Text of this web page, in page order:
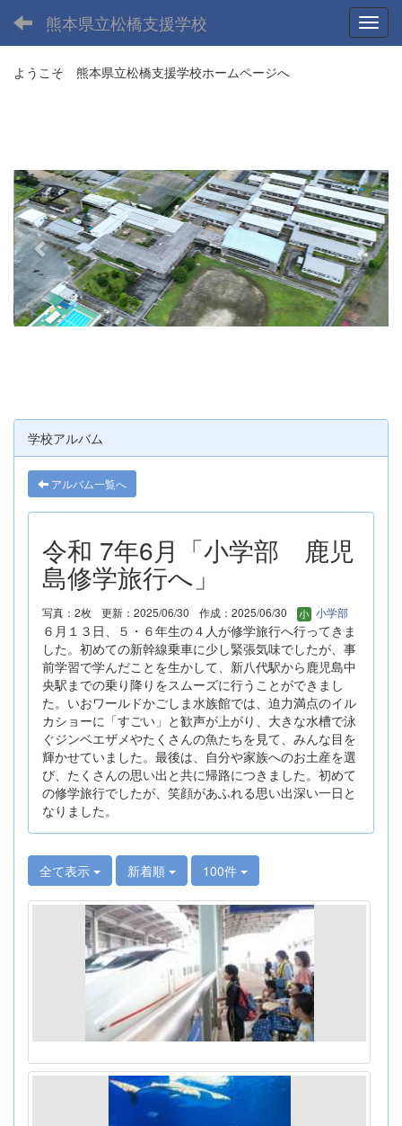
熊本県立松橋支援学校
ようこそ 熊本県立松橋支援学校ホームページへ
v
i
o
u
s
t
学校アルバム
アルバム一覧へ
令和 7年6月「小学部 鹿児
島修学旅行へ」
写真：2枚 更新：2025/06/30 作成：2025/06/30 小学部
６月１３日、５・６年生の４人が修学旅行へ行ってきま
した。初めての新幹線乗車に少し緊張気味でしたが、事
前学習で学んだことを生かして、新八代駅から鹿児島中
央駅までの乗り降りをスムーズに行うことができまし
た。いおワールドかごしま水族館では、迫力満点のイル
カショーに「すごい」と歓声が上がり、大きな水槽で泳
ぐジンベエザメやたくさんの魚たちを見て、みんな目を
輝かせていました。最後は、自分や家族へのお土産を選
び、たくさんの思い出と共に帰路につきました。初めて
の修学旅行でしたが、笑顔があふれる思い出深い一日と
なりました。
全て表示 新着順 100件